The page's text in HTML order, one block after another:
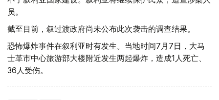
员。
截至目前，叙过渡政府尚未公布此次袭击的调查结果。
恐怖爆炸事件在叙利亚时有发生。当地时间7月7日，大马
士革市中心旅游部大楼附近发生两起爆炸，造成1人死亡、
36人受伤。